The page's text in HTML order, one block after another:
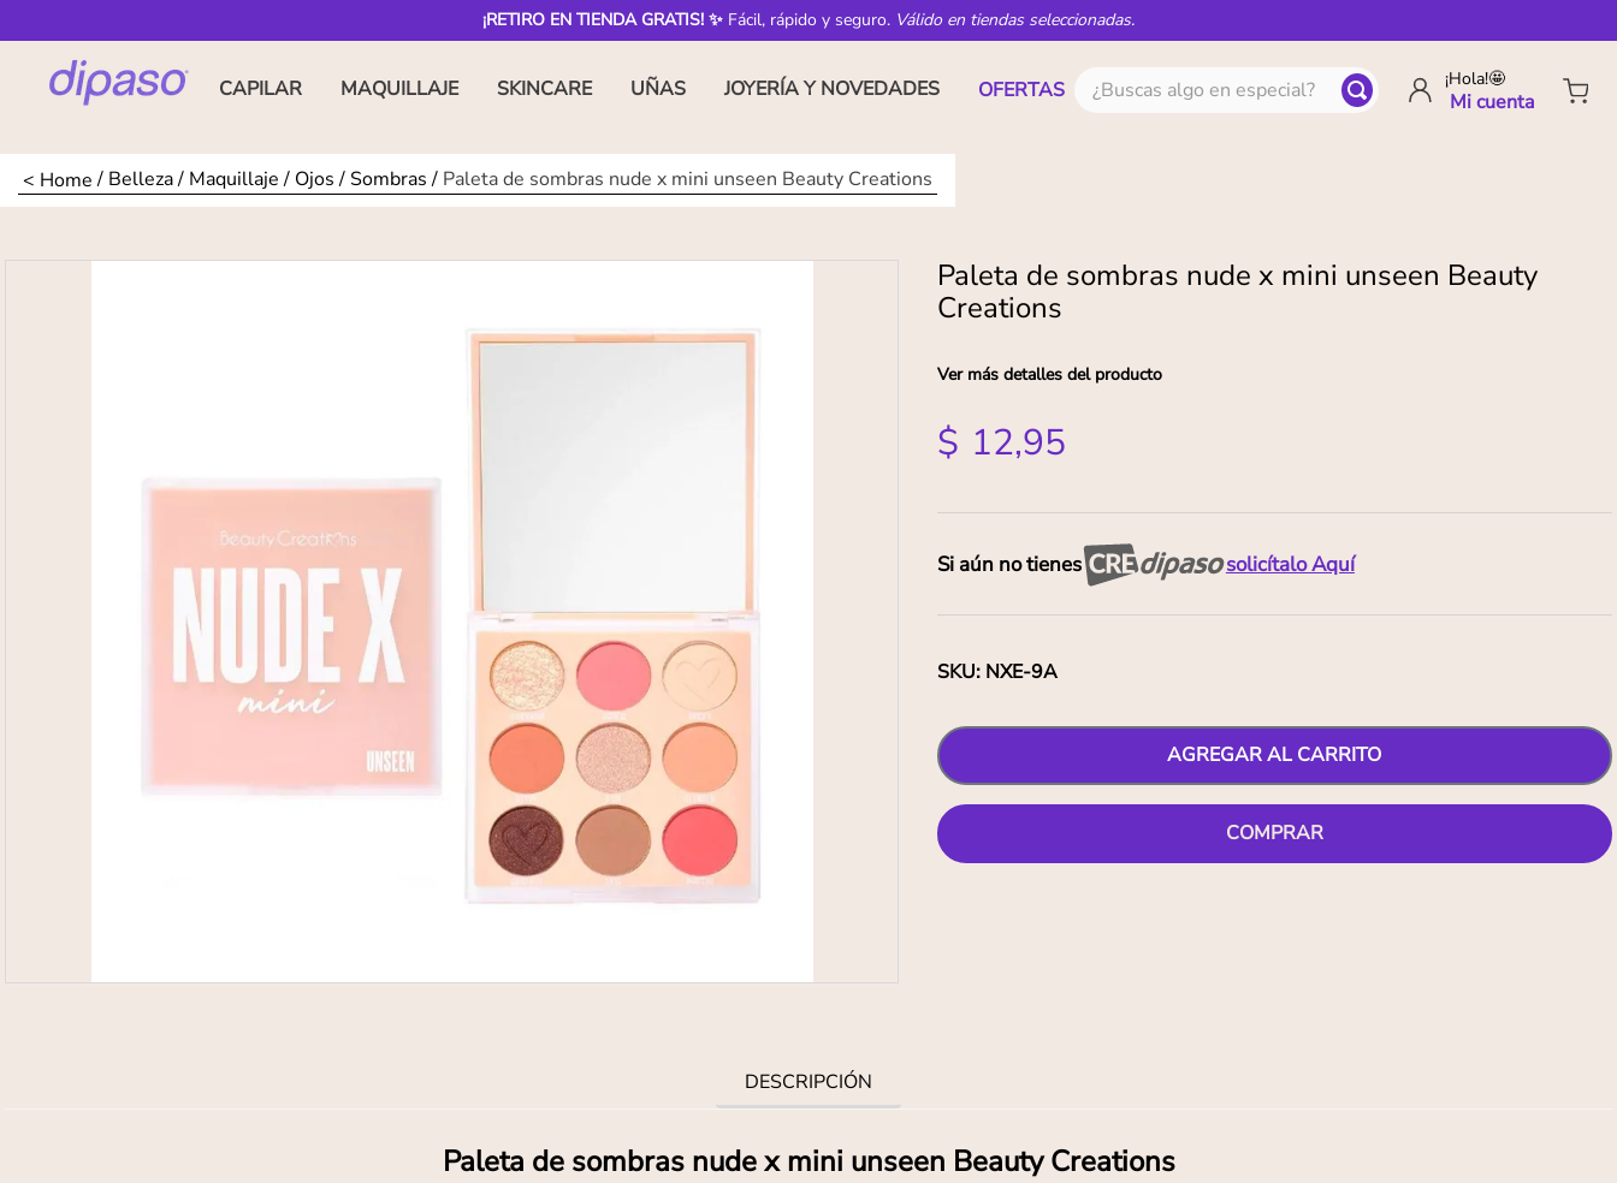
¡RETIRO EN TIENDA GRATIS! ✨ Fácil, rápido y seguro. Válido en tiendas seleccionadas.
CAPILAR MAQUILLAJE SKINCARE UÑAS JOYERÍA Y NOVEDADES OFERTAS ¿Buscas algo en especial? ¡Hola!🤩
Belleza Maquillaje Ojos Sombras Paleta de sombras nude x mini unseen Beauty Creations
Paleta de sombras nude x mini unseen Beauty
Creations
Ver más detalles del producto
$ 12,95
Si aún no tienes solicítalo Aquí
SKU: NXE-9A
AGREGAR AL CARRITO
COMPRAR
DESCRIPCIÓN
Paleta de sombras nude x mini unseen Beauty Creations